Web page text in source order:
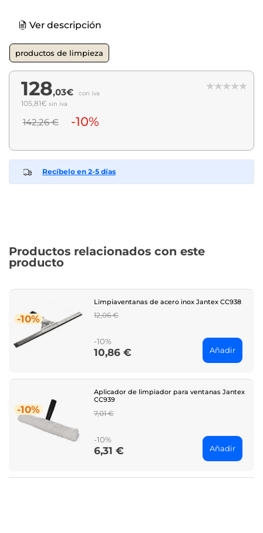
Ver descripción
productos de limpieza
128,03€ con iva
105,81€ sin iva
142,26 € -10%
Recíbelo en 2-5 días
Productos relacionados con este
producto
-10%
Limpiaventanas de acero inox Jantex CC938
Regular
12,06 €
-10%
Price
10,86 € Añadir
-10%
Aplicador de limpiador para ventanas Jantex
CC939
Regular
7,01 €
-10%
Price
6,31 € Añadir